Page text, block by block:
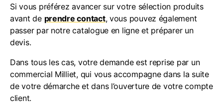
Si vous préférez avancer sur votre sélection produits
avant de prendre contact, vous pouvez également
passer par notre catalogue en ligne et préparer un
devis.
Dans tous les cas, votre demande est reprise par un
commercial Milliet, qui vous accompagne dans la suite
de votre démarche et dans l’ouverture de votre compte
client.